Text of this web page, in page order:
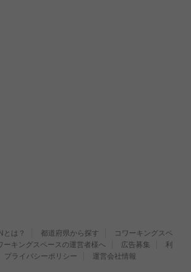
とは？ 都道府県から探す
コワーキングスペ
ーキングスペースの運営者様へ 広告募集
利
プライバシーポリシー 運営会社情報